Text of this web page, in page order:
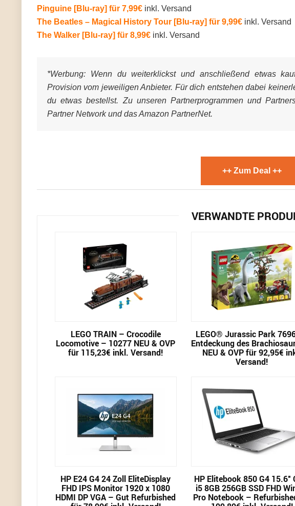
Pinguine [Blu-ray] für 7,99€ inkl. Versand
The Beatles – Magical History Tour [Blu-ray] für 9,99€ inkl. Versand
The Walker [Blu-ray] für 8,99€ inkl. Versand
*Werbung: Wenn du weiterklickst und anschließend etwas
Provision vom jeweiligen Anbieter. Für dich entstehen dabei
du etwas bestellst. Zu unseren Partnerprogrammen und
Partner Network und das Amazon PartnerNet.
++ Zum Deal ++
VERWANDTE
LEGO TRAIN – Crocodile
Locomotive – 10277 NEU & OVP
für 115,23€ inkl. Versand!
LEGO® Jurassic Park
Entdeckung des
NEU & OVP für 92,95€
Versand!
HP E24 G4 24 Zoll EliteDisplay
FHD IPS Monitor 1920 x 1080
HDMI DP VGA – Gut Refurbished
HP Elitebook 850 G4 15.6″
i5 8GB 256GB SSD FHD
Pro Notebook –